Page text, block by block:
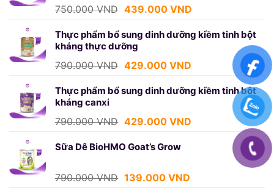
750.000VND Giá
là:
750.000 VND.
439.000 VNDGiá
tại
439.000 VND.
Thực phẩm bổ sung dinh dưỡng kiềm tinh bột
kháng thực dưỡng
790.000VND Giá
là:
429.000 VNDGiá
tại
429.000 VND.
Thực phẩm bổ sung dinh dưỡng kiềm tinh bột
kháng canxi
790.000VND Giá
là:
429.000 VNDGiá
429.000 VND.
Sữa Dê BioHMO Goat’s Grow
790.000VND Giá
139.000 VNDGiá